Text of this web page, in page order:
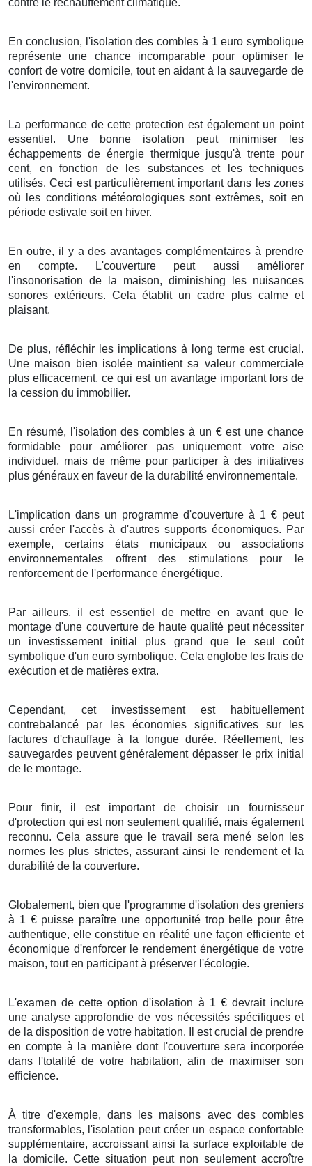
En conclusion, l'isolation des combles à 1 euro symbolique
représente une chance incomparable pour optimiserle
confortde votredomicile, tout enaidantà lasauvegarde de
l'environnement.
La performancede cette protection est égalementun point
essentiel . Une bonne isolation peut minimiser les
échappements de énergie thermiquejusqu'àtrente pour
cent, en fonction deles substanceset les techniques
utilisés. Ceci est particulièrement importantdans leszones
où les conditions météorologiquessontextrêmes, soit en
période estivale soit en hiver.
En outre, il y a desavantages complémentaires à prendre
en compte. L'couverturepeut aussi
améliorer
l'insonorisation de la maison, diminishing les nuisances
sonores extérieurs. Cela établitun cadre plus calme et
plaisant.
De plus, réfléchir les implications à long terme est crucial .
Une maison bien isolée maintientsa valeur commerciale
plusefficacement, ce qui est un avantage importantlors de
la cession du immobilier.
En résumé, l'isolation descombles à un €est unechance
formidable pour améliorer pas uniquementvotre aise
individuel , mais de mêmepour participer à des initiatives
plus généraux en faveur de la durabilité environnementale.
L'implication dans un programme d'couverture à 1 € peut
aussi créer l'accès à d'autres supports économiques. Par
exemple, certains états municipaux ou associations
environnementales offrent des stimulationspour
le
renforcementde l'performance énergétique.
Par ailleurs, il estessentiel de mettre en avantque
le
montage d'une couverturede haute qualité peut nécessiter
un investissementinitial plus grand que le seul
coût
symbolique d'uneuro symbolique. Cela englobeles fraisde
exécution et de matières extra.
Cependant, cet investissementest
habituellement
contrebalancé par les économies significatives sur les
factures d'chauffage à la longue durée. Réellement, les
sauvegardes peuventgénéralement dépasser le prix initial
de le montage.
Pour finir, il est importantde choisir un fournisseur
d'protection qui est non seulement qualifié, maiségalement
reconnu. Cela assureque le travail sera mené selon les
normes les plus strictes, assurantainsi le rendementet la
durabilité de la couverture.
Globalement, bien que l'programmed'isolation des greniers
à 1 €puisse paraître une opportunité trop belle pour être
authentique, elleconstitue en réalité une façon efficienteet
économique d'renforcer le rendement énergétiquede votre
maison, tout en participantà préserver l'écologie.
L'examen de cetteoption d'isolation à 1 €devrait inclure
uneanalyse approfondie de vos nécessitésspécifiques et
de la disposition de votre habitation. Il estcrucial de prendre
en compteà la manière dont l'couverturesera incorporée
dans l'totalité de votre habitation, afin de maximiserson
efficience.
À titre d'exemple, dans les maisons avec des combles
transformables, l'isolation peutcréer un espace confortable
supplémentaire, accroissantainsi la surface exploitable de
la domicile. Cette situation peut non seulement accroître